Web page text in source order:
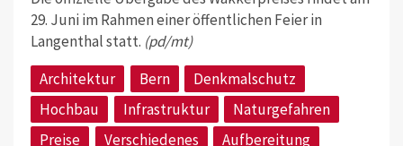
29. Juni im Rahmen einer öffentlichen Feier in
Langenthal statt. (pd/mt)
Architektur
Bern
Denkmalschutz
Hochbau
Infrastruktur
Naturgefahren
Preise
Verschiedenes Aufbereitung